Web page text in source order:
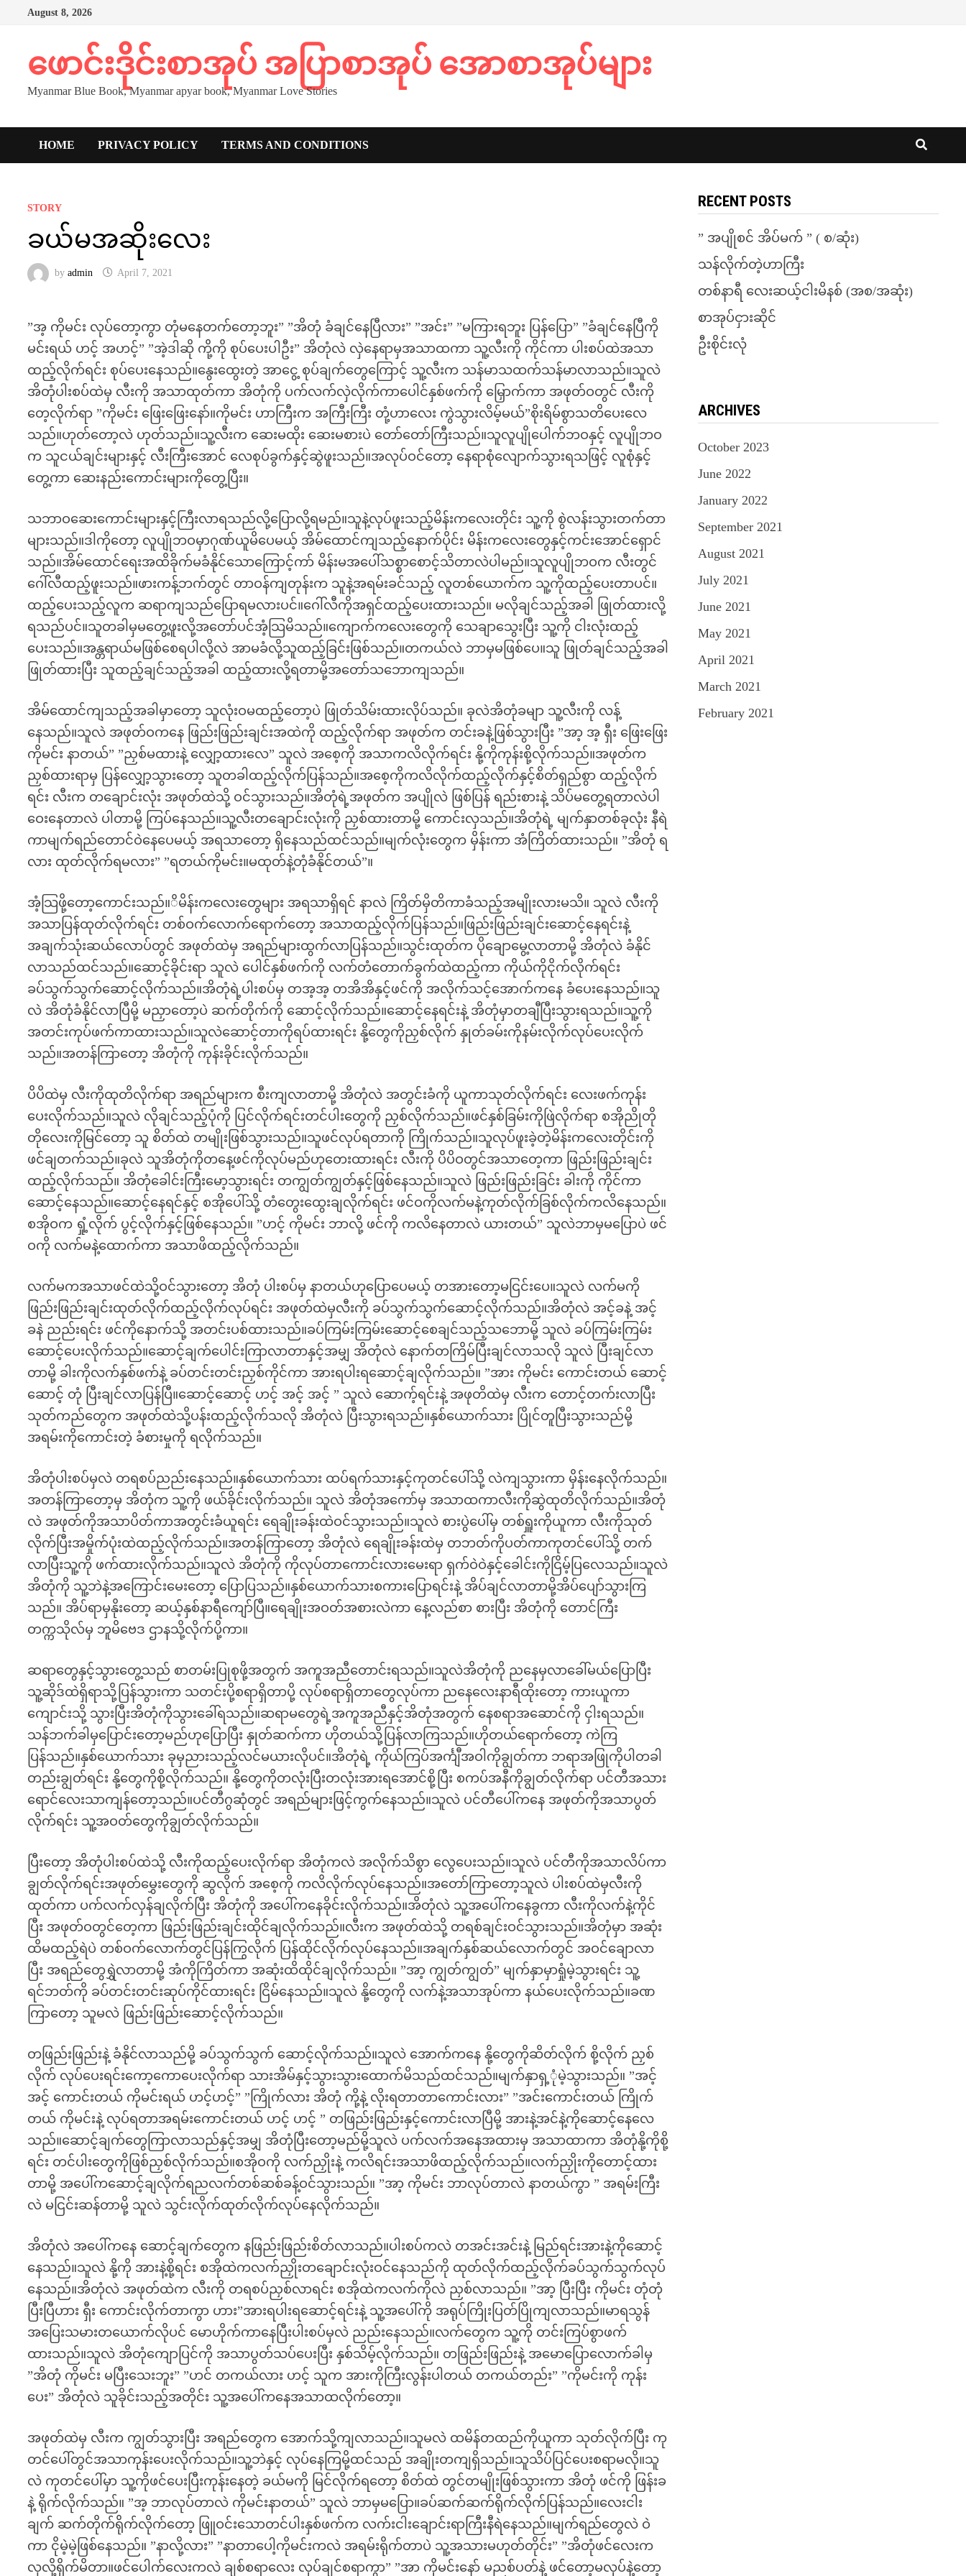
August 8, 2026
ဖောင်းဒိုင်းစာအုပ် အပြာစာအုပ် အောစာအုပ်များ
Myanmar Blue Book, Myanmar apyar book, Myanmar Love Stories
HOME PRIVACY POLICY TERMS AND CONDITIONS
STORY
ခယ်မအဆိုးလေး
byadmin April 7, 2021
”အ့ ကိုမင်း လုပ်တော့ကွာ တုံမနေတက်တော့ဘူး” ”အိတုံ ခံချင်နေပြီလား” ”အင်း” ”မကြားရဘူး ပြန်ပြော” ”ခံချင်နေပြီကို
မင်းရယ် ဟင့် အဟင့်” ”အဲ့ဒါဆို ကို့ကို စုပ်ပေးပါဦး” အိတုံလဲ လှဲနေရာမှအသာထကာ သူ့လီးကို ကိုင်ကာ ပါးစပ်ထဲအသာ
ထည့်လိုက်ရင်း စုပ်ပေးနေသည်။နွေးထွေးတဲ့ အာငွေ့ စုပ်ချက်တွေကြောင့် သူ့လီးက သန်မာသထက်သန်မာလာသည်။သူလဲ
အိတုံပါးစပ်ထဲမှ လီးကို အသာထုတ်ကာ အိတုံကို ပက်လက်လှဲလိုက်ကာပေါင်နှစ်ဖက်ကို မြှောက်ကာ အဖုတ်ဝတွင် လီးကို
တေ့လိုက်ရာ ”ကိုမင်း ဖြေးဖြေးနော်။ကိုမင်း ဟာကြီးက အကြီးကြီး တုံ့ဟာလေး ကွဲသွားလိမ့်မယ်”စိုးရိမ်စွာသတိပေးလေ
သည်။ဟုတ်တော့လဲ ဟုတ်သည်။သူ့လီးက ဆေးမထိုး ဆေးမစားပဲ တော်တော်ကြီးသည်။သူလူပျိုပေါက်ဘဝနှင့် လူပျိုဘဝ
က သူငယ်ချင်းများနှင့် လီးကြီးအောင် လေစုပ်ခွက်နှင့်ဆွဲဖူးသည်။အလုပ်ဝင်တော့ နေရာစုံလျောက်သွားရသဖြင့် လူစုံနှင့်
တွေ့ကာ ဆေးနည်းကောင်းများကိုတွေ့ပြီး။
သဘာဝဆေးကောင်းများနှင့်ကြီးလာရသည်လို့ပြောလို့ရမည်။သူနဲ့လုပ်ဖူးသည့်မိန်းကလေးတိုင်း သူ့ကို စွဲလန်းသွားတက်တာ
များသည်။ဒါကိုတော့ လူပျိုဘဝမှာဂုဏ်ယူမိပေမယ့် အိမ်ထောင်ကျသည့်နောက်ပိုင်း မိန်းကလေးတွေနှင့်ကင်းအောင်ရှောင်
သည်။အိမ်ထောင်ရေးအထိခိုက်မခံနိုင်သောကြောင့်ကာ် မိန်းမအပေါ်သစ္စာစောင့်သိတာလဲပါမည်။သူလူပျိုဘဝက လီးတွင်
ဂေါ်လီထည့်ဖူးသည်။ဖားကန့်ဘက်တွင် တာဝန်ကျတုန်းက သူနဲ့အရမ်းခင်သည့် လူတစ်ယောက်က သူ့ကိုထည့်ပေးတာပင်။
ထည့်ပေးသည့်လူက ဆရာကျသည်ပြောရမလားပင်။ဂေါ်လီကိုအရှင်ထည့်ပေးထားသည်။ မလိုချင်သည့်အခါ ဖြုတ်ထားလို့
ရသည်ပင်။သူတခါမှမတွေ့ဖူးလို့အတော်ပင်အံ့သြမိသည်။ကျောက်ကလေးတွေကို သေချာသွေးပြီး သူ့ကို ငါးလုံးထည့်
ပေးသည်။အန္တရာယ်မဖြစ်စေရပါလို့လဲ အာမခံလို့သူထည့်ခြင်းဖြစ်သည်။တကယ်လဲ ဘာမှမဖြစ်ပေ။သူ ဖြုတ်ချင်သည့်အခါ
ဖြုတ်ထားပြီး သူထည့်ချင်သည့်အခါ ထည့်ထားလို့ရတာမို့အတော်သဘောကျသည်။
အိမ်ထောင်ကျသည့်အခါမှာတော့ သူလုံးဝမထည့်တော့ပဲ ဖြုတ်သိမ်းထားလိုပ်သည်။ ခုလဲအိတုံခမျာ သူ့လီးကို လန့်
နေသည်။သူလဲ အဖုတ်ဝကနေ ဖြည်းဖြည်းချင်းအထဲကို ထည့်လိုက်ရာ အဖုတ်က တင်းခနဲ့ဖြစ်သွားပြီး ”အာ့ အ့ ရှီး ဖြေးဖြေး
ကိုမင်း နာတယ်” ”ညှစ်မထားနဲ့ လျှော့ထားလေ” သူလဲ အစေ့ကို အသာကလိလိုက်ရင်း နို့ကိုကုန်းစို့လိုက်သည်။အဖုတ်က
ညှစ်ထားရာမှ ပြန်လျှော့သွားတော့ သူတခါထည့်လိုက်ပြန်သည်။အစေ့ကိုကလိလိုက်ထည့်လိုက်နှင့်စိတ်ရှည်စွာ ထည့်လိုက်
ရင်း လီးက တချောင်းလုံး အဖုတ်ထဲသို့ ဝင်သွားသည်။အိတုံရဲ့အဖုတ်က အပျိုလဲ ဖြစ်ပြန် ရည်းစားနဲ့ သိပ်မတွေ့ရတာလဲပါ
ဝေးနေတာလဲ ပါတာမို့ ကြပ်နေသည်။သူ့လီးတချောင်းလုံးကို ညှစ်ထားတာမို့ ကောင်းလှသည်။အိတုံရဲ့ မျက်နှာတစ်ခုလုံး နီရဲ
ကာမျက်ရည်တောင်ဝဲနေပေမယ့် အရသာတော့ ရှိနေသည်ထင်သည်။မျက်လုံးတွေက မှိန်းကာ အံကြိတ်ထားသည်။ ”အိတုံ ရ
လား ထုတ်လိုက်ရမလား” ”ရတယ်ကိုမင်း။မထုတ်နဲ့တုံခံနိုင်တယ်”။
အံ့သြဖို့တော့ကောင်းသည်။ိမိန်းကလေးတွေများ အရသာရှိရင် နာလဲ ကြိတ်မှိတိကာခံသည့်အမျိုးလားမသိ။ သူလဲ လီးကို
အသာပြန်ထုတ်လိုက်ရင်း တစ်ဝက်လောက်ရောက်တော့ အသာထည့်လိုက်ပြန်သည်။ဖြည်းဖြည်းချင်းဆောင့်နေရင်းနဲ့
အချက်သုံးဆယ်လောပ်တွင် အဖုတ်ထဲမှ အရည်များထွက်လာပြန်သည်။သွင်းထုတ်က ပိုချောမွေ့လာတာမို့ အိတုံလဲ ခံနိုင်
လာသည်ထင်သည်။ဆောင့်ခိုင်းရာ သူလဲ ပေါင်နှစ်ဖက်ကို လက်တံတောက်ခွက်ထဲထည့်ကာ ကိုယ်ကိုငိုက်လိုက်ရင်း
ခပ်သွက်သွက်ဆောင့်လိုက်သည်။အိတုံရဲ့ပါးစပ်မှ တအ့အ့ တအိအိနှင့်ဖင်ကို အလိုက်သင့်အောက်ကနေ ခံပေးနေသည်။သူ
လဲ အိတုံခံနိုင်လာပြီမို့ မညှာတော့ပဲ ဆက်တိုက်ကို ဆောင့်လိုက်သည်။ဆောင့်နေရင်းနဲ့ အိတုံမှာတချီပြီးသွားရသည်။သူ့ကို
အတင်းကုပ်ဖက်ကာထားသည်။သူလဲဆောင့်တာကိုရပ်ထားရင်း နို့တွေကိုညှစ်လိုက် နှုတ်ခမ်းကိုနမ်းလိုက်လုပ်ပေးလိုက်
သည်။အတန်ကြာတော့ အိတုံကို ကုန်းခိုင်းလိုက်သည်။
ပိပိထဲမှ လီးကိုထုတိလိုက်ရာ အရည်များက စီးကျလာတာမို့ အိတုံလဲ အတွင်းခံကို ယူကာသုတ်လိုက်ရင်း လေးဖက်ကုန်း
ပေးလိုက်သည်။သူလဲ လိုချင်သည့်ပုံကို ပြင်လိုက်ရင်းတင်ပါးတွေကို ညှစ်လိုက်သည်။ဖင်နှစ်ခြမ်းကိုဖြဲလိုက်ရာ စအိုညိုတို
တိုလေးကိုမြင်တော့ သူ စိတ်ထဲ တမျိုးဖြစ်သွားသည်။သူဖင်လုပ်ရတာကို ကြိုက်သည်။သူလုပ်ဖူးခဲ့တဲ့မိန်းကလေးတိုင်းကို
ဖင်ချတက်သည်။ခုလဲ သူအိတုံကိုတနေ့ဖင်ကိုလုပ်မည်ဟုတေးထားရင်း လီးကို ပိပိဝတွင်အသာတေ့ကာ ဖြည်းဖြည်းချင်း
ထည့်လိုက်သည်။ အိတုံခေါင်းကြီးမော့သွားရင်း တကျွတ်ကျွတ်နှင့်ဖြစ်နေသည်။သူလဲ ဖြည်းဖြည်းခြင်း ခါးကို ကိုင်ကာ
ဆောင့်နေသည်။ဆောင့်နေရင်နှင့် စအိုပေါ်သို့ တံတွေးထွေးချလိုက်ရင်း ဖင်ဝကိုလက်မနဲ့ကုတ်လိုက်ခြစ်လိုက်ကလိနေသည်။
စအိုဝက ရှုံ့လိုက် ပွင့်လိုက်နှင့်ဖြစ်နေသည်။ ”ဟင့် ကိုမင်း ဘာလို့ ဖင်ကို ကလိနေတာလဲ ယားတယ်” သူလဲဘာမှမပြောပဲ ဖင်
ဝကို လက်မနဲ့ထောက်ကာ အသာဖိထည့်လိုက်သည်။
လက်မကအသာဖင်ထဲသို့ဝင်သွားတော့ အိတုံ ပါးစပ်မှ နာတယ်ဟုပြောပေမယ့် တအားတော့မငြင်းပေ။သူလဲ လက်မကို
ဖြည်းဖြည်းချင်းထုတ်လိုက်ထည့်လိုက်လုပ်ရင်း အဖုတ်ထဲမှလီးကို ခပ်သွက်သွက်ဆောင့်လိုက်သည်။အိတုံလဲ အင့်ခနဲ့ အင့်
ခနဲ ညည်းရင်း ဖင်ကိုနောက်သို့ အတင်းပစ်ထားသည်။ခပ်ကြမ်းကြမ်းဆောင့်စေချင်သည့်သဘောမို့ သူလဲ ခပ်ကြမ်းကြမ်း
ဆောင့်ပေးလိုက်သည်။ဆောင့်ချက်ပေါင်းကြာလာတာနှင့်အမျှ အိတုံလဲ နောက်တကြိမ်ပြီးချင်လာသလို သူလဲ ပြီးချင်လာ
တာမို့ ခါးကိုလက်နှစ်ဖက်နဲ့ ခပ်တင်းတင်းညှစ်ကိုင်ကာ အားရပါးရဆောင့်ချလိုက်သည်။ ”အား ကိုမင်း ကောင်းတယ် ဆောင့်
ဆောင့် တုံ ပြီးချင်လာပြန်ပြီ။ဆောင့်ဆောင့် ဟင့် အင့် အင့် ” သူလဲ ဆောက့်ရင်းနဲ့ အဖုတိထဲမှ လီးက တောင့်တက်းလာပြီး
သုတ်ကည်တွေက အဖုတ်ထဲသို့ပန်းထည့်လိုက်သလို အိတုံလဲ ပြီးသွားရသည်။နှစ်ယောက်သား ပြိုင်တူပြီးသွားသည်မို့
အရမ်းကိုကောင်းတဲ့ ခံစားမှုကို ရလိုက်သည်။
အိတုံပါးစပ်မှလဲ တရစပ်ညည်းနေသည်။နှစ်ယောက်သား ထပ်ရက်သားနှင့်ကုတင်ပေါ်သို့ လဲကျသွားကာ မှိန်းနေလိုက်သည်။
အတန်ကြာတော့မှ အိတုံက သူ့ကို ဖယ်ခိုင်းလိုက်သည်။ သူလဲ အိတုံအကော်မှ အသာထကာလီးကိုဆွဲထုတိလိုက်သည်။အိတုံ
လဲ အဖုတ်ကိုအသာပိတ်ကာအတွင်းခံယူရင်း ရေချိုးခန်းထဲဝင်သွားသည်။သူလဲ စားပွဲပေါ်မှ တစ်ရှူးကိုယူကာ လီးကိုသုတ်
လိုက်ပြီးအမှိုက်ပုံးထဲထည့်လိုက်သည်။အတန်ကြာတော့ အိတုံလဲ ရေချိုးခန်းထဲမှ တဘတ်ကိုပတ်ကာကုတင်ပေါ်သို့ တက်
လာပြီးသူ့ကို ဖက်ထားလိုက်သည်။သူလဲ အိတုံကို ကိုလုပ်တာကောင်းလားမေးရာ ရှက်ဝဲဝဲနှင့်ခေါင်းကိုငြိမ့်ပြလေသည်။သူလဲ
အိတုံကို သူ့ဘဲနဲ့အကြောင်းမေးတော့ ပြောပြသည်။နှစ်ယောက်သားစကားပြောရင်းနဲ့ အိပ်ချင်လာတာမို့အိပ်ပျော်သွားကြ
သည်။ အိပ်ရာမှနိုးတော့ ဆယ့်နှစ်နာရီကျော်ပြီ။ရေချိုးအဝတ်အစားလဲကာ နေ့လည်စာ စားပြီး အိတုံကို တောင်ကြီး
တက္ကသိုလ်မှ ဘူမိဗေဒ ဌာနသို့လိုက်ပို့ကာ။
ဆရာတွေနှင့်သွားတွေ့သည် စာတမ်းပြုစုဖို့အတွက် အကူအညီတောင်းရသည်။သူလဲအိတုံကို ညနေမှလာခေါ်မယ်ပြောပြီး
သူ့ဆိုဒ်ထဲရှိရာသို့ပြန်သွားကာ သတင်းပို့စရာရှိတာပို့ လုပ်စရာရှိတာတွေလုပ်ကာ ညနေလေးနာရီထိုးတော့ ကားယူကာ
ကျောင်းသို့ သွားပြီးအိတုံကိုသွားခေါ်ရသည်။ဆရာမတွေရဲ့အကူအညီနှင့်အိတုံအတွက် နေစရာအဆောင်ကို ငှါးရသည်။
သန်ဘက်ခါမှပြောင်းတော့မည်ဟုပြောပြီး နှုတ်ဆက်ကာ ဟိုတယ်သို့ပြန်လာကြသည်။ဟိုတယ်ရောက်တော့ ကဲကြ
ပြန်သည်။နှစ်ယောက်သား ခုမှညားသည့်လင်မယားလိုပင်။အိတုံရဲ့ ကိုယ်ကြပ်အင်္ကျီအဝါကိုချွတ်ကာ ဘရာအဖြုကိုပါတခါ
တည်းချွတ်ရင်း နို့တွေကိုစို့လိုက်သည်။ နို့တွေကိုတလုံးပြီးတလုံးအားရအောင်စို့ပြီး စကပ်အနီကိုချွတ်လိုက်ရာ ပင်တီအသား
ရောင်လေးသာကျန်တော့သည်။ပင်တီဂွဆုံတွင် အရည်များဖြင့်ကွက်နေသည်။သူလဲ ပင်တီပေါ်ကနေ အဖုတ်ကိုအသာပွတ်
လိုက်ရင်း သူ့အဝတ်တွေကိုချွတ်လိုက်သည်။
ပြီးတော့ အိတုံပါးစပ်ထဲသို့ လီးကိုထည့်ပေးလိုက်ရာ အိတုံကလဲ အလိုက်သိစွာ လွေပေးသည်။သူလဲ ပင်တီကိုအသာလိပ်ကာ
ချွတ်လိုက်ရင်းအဖုတ်မွှေးတွေကို ဆွလိုက် အစေ့ကို ကလိလိုက်လုပ်နေသည်။အတော်ကြာတော့သူလဲ ပါးစပ်ထဲမှလီးကို
ထုတ်ကာ ပက်လက်လှန်ချလိုက်ပြီး အိတုံကို အပေါ်ကနေခိုင်းလိုက်သည်။အိတုံလဲ သူ့အပေါ်ကနေခွကာ လီးကိုလက်နဲ့ကိုင်
ပြီး အဖုတ်ဝတွင်တေ့ကာ ဖြည်းဖြည်းချင်းထိုင်ချလိုက်သည်။လီးက အဖုတ်ထဲသို့ တရစ်ချင်းဝင်သွားသည်။အိတုံမှာ အဆုံး
ထိမထည့်ရဲပဲ တစ်ဝက်လောက်တွင်ပြန်ကြွလိုက် ပြန်ထိုင်လိုက်လုပ်နေသည်။အချက်နှစ်ဆယ်လောက်တွင် အဝင်ချောလာ
ပြီး အရည်တွေရွှဲလာတာမို့ အံကိုကြိတ်ကာ အဆုံးထိထိုင်ချလိုက်သည်။ ”အာ့ ကျွတ်ကျွတ်” မျက်နှာမှာရှုံမဲ့သွားရင်း သူ့
ရင်ဘတ်ကို ခပ်တင်းတင်းဆုပ်ကိုင်ထားရင်း ငြိမ်နေသည်။သူလဲ နို့တွေကို လက်နဲ့အသာအုပ်ကာ နယ်ပေးလိုက်သည်။ခဏ
ကြာတော့ သူမလဲ ဖြည်းဖြည်းဆောင့်လိုက်သည်။
တဖြည်းဖြည်းနဲ့ ခံနိုင်လာသည်မို့ ခပ်သွက်သွက် ဆောင့်လိုက်သည်။သူလဲ အောက်ကနေ နို့တွေကိုဆိတ်လိုက် စို့လိုက် ညှစ်
လိုက် လုပ်ပေးရင်းကော့ကောပေးလိုက်ရာ သားအိမ်နှင့်သွားသွားထောက်မိသည်ထင်သည်။မျက်နှာရှ့ုံမဲ့သွားသည်။ ”အင့်
အင့် ကောင်းတယ် ကိုမင်းရယ် ဟင့်ဟင့်” ”ကြိုက်လား အိတုံ ကို့နဲ့ လိုးရတာတာကောင်းလား” ”အင်းကောင်းတယ် ကြိုက်
တယ် ကိုမင်းနဲ့ လုပ်ရတာအရမ်းကောင်းတယ် ဟင့် ဟင့် ” တဖြည်းဖြည်းနှင့်ကောင်းလာပြီမို့ အားနဲ့အင်နဲ့ကိုဆောင့်နေလေ
သည်။ဆောင့်ချက်တွေကြာလာသည်နှင့်အမျှ အိတုံပြီးတော့မည်မို့သူလဲ ပက်လက်အနေအထားမှ အသာထာကာ အိတုံနို့ကိုစို့
ရင်း တင်ပါးတွေကိုဖြစ်ညှစ်လိုက်သည်။စအိုဝကို လက်ညှိုးနဲ့ ကလိရင်းအသာဖိထည့်လိုက်သည်။လက်ညှိုးကိုတောင့်ထား
တာမို့ အပေါ်ကဆောင့်ချလိုက်ရညလက်တစ်ဆစ်ခန့်ဝင်သွားသည်။ ”အာ့ ကိုမင်း ဘာလုပ်တာလဲ နာတယ်ကွာ ” အရမ်းကြီး
လဲ မငြင်းဆန်တာမို့ သူလဲ သွင်းလိုက်ထုတ်လိုက်လုပ်နေလိုက်သည်။
အိတုံလဲ အပေါ်ကနေ ဆောင့်ချက်တွေက နဖြည်းဖြည်းစိတ်လာသည်။ပါးစပ်ကလဲ တအင်းအင်းနဲ့ မြည်ရင်းအားနဲ့ကိုဆောင့်
နေသည်။သူလဲ နို့ကို အားနဲ့စို့ရင်း စအိုထဲကလက်ညှိုးတချောင်းလုံးဝင်နေသည်ကို ထုတ်လိုက်ထည့်လိုက်ခပ်သွက်သွက်လုပ်
နေသည်။အိတုံလဲ အဖုတ်ထဲက လီးကို တရစပ်ညှစ်လာရင်း စအိုထဲကလက်ကိုလဲ ညှစ်လာသည်။ ”အာ့ ပြီးပြီး ကိုမင်း တုံတုံ
ပြီးပြီဟား ရှီး ကောင်းလိုက်တာကွာ ဟား”အားရပါးရဆောင့်ရင်းနဲ့ သူ့အပေါ်ကို အရုပ်ကြိုးပြတ်ပြိုကျလာသည်။မာရသွန်
အပြေးသမားတယောက်လိုပင် မောဟိုက်ကာနေပြီးပါးစပ်မှလဲ ညည်းနေသည်။လက်တွေက သူ့ကို တင်းကြပ်စွာဖက်
ထားသည်။သူလဲ အိတုံကျောပြင်ကို အသာပွတ်သပ်ပေးပြီး နှစ်သိမ့်လိုက်သည်။ တဖြည်းဖြည်းနဲ့ အမောပြောလောက်ခါမှ
”အိတုံ ကိုမင်း မပြီးသေးဘူး” ”ဟင် တကယ်လား ဟင့် သူက အားကိုကြီးလွန်းပါတယ် တကယ်တည်း” ”ကိုမင်းကို ကုန်း
ပေး” အိတုံလဲ သူခိုင်းသည့်အတိုင်း သူ့အပေါ်ကနေအသာထလိုက်တော့။
အဖုတ်ထဲမှ လီးက ကျွတ်သွားပြီး အရည်တွေက အောက်သို့ကျလာသည်။သူမလဲ ထမိန်တထည်ကိုယူကာ သုတ်လိုက်ပြီး ကု
တင်ပေါ်တွင်အသာကုန်းပေးလိုက်သည်။သူ့ဘဲနှင့် လုပ်နေကြမို့ထင်သည် အချိုးတကျရှိသည်။သူသိပ်ပြင်ပေးစရာမလို။သူ
လဲ ကုတင်ပေါ်မှာ သူ့ကိုဖင်ပေးပြီးကုန်းနေတဲ့ ခယ်မကို မြင်လိုက်ရတော့ စိတ်ထဲ တွင်တမျိုးဖြစ်သွားကာ အိတုံ ဖင်ကို ဖြန်းခ
နဲ့ ရိုက်လိုက်သည်။ ”အ့ ဘာလုပ်တာလဲ ကိုမင်းနာတယ်” သူလဲ ဘာမှမပြော။ခပ်ဆက်ဆက်ရိုက်လိုက်ပြန်သည်။လေးငါး
ချက် ဆက်တိုက်ရိုက်လိုက်တော့ ဖြူဝင်းသောတင်ပါးနှစ်ဖက်က လက်းငါးချောင်းရာကြီးနီရဲနေသည်။မျက်ရည်တွေလဲ ဝဲ
ကာ ငိုမဲ့မဲ့ဖြစ်နေသည်။ ”နာလို့လား” ”နာတာပေါ့ကိုမင်းကလဲ အရမ်းရိုက်တာပဲ သူ့အသားမဟုတ်တိုင်း” ”အိတုံဖင်လေးက
လှလို့ရိုက်မိတာ။ဖင်ပေါက်လေးကလဲ ချစ်စရာလေး လုပ်ချင်စရာကွာ” ”အာ ကိုမင်းနော် မညစ်ပတ်နဲ့ ဖင်တော့မလုပ်နဲ့တော့
RECENT POSTS
” အပျိုစင် အိပ်မက် ” ( စ/ဆုံး)
သန်လိုက်တဲ့ဟာကြီး
တစ်နာရီ လေးဆယ့်ငါးမိနစ် (အစ/အဆုံး)
စာအုပ်ငှားဆိုင်
ဦးစိုင်းလုံ
ARCHIVES
October 2023
June 2022
January 2022
September 2021
August 2021
July 2021
June 2021
May 2021
April 2021
March 2021
February 2021